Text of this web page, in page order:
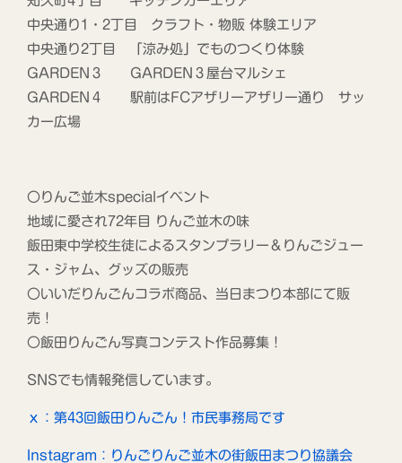
中央通り1・2丁目 クラフト・物販 体験エリア
中央通り2丁目 「涼み処」でものつくり体験
GARDEN３ GARDEN３屋台マルシェ
GARDEN４ 駅前はFCアザリーアザリー通り サッ
カー広場
〇りんご並木specialイベント
地域に愛され72年目 りんご並木の味
飯田東中学校生徒によるスタンプラリー＆りんごジュー
ス・ジャム、グッズの販売
〇いいだりんごんコラボ商品、当日まつり本部にて販
売！
〇飯田りんごん写真コンテスト作品募集！
SNSでも情報発信しています。
ｘ：第43回飯田りんごん！市民事務局です
Instagram：りんごりんご並木の街飯田まつり協議会